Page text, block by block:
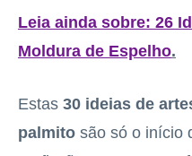
Leia ainda sobre: 26
Moldura de Espelho.
Estas 30 ideias de
palmito são só o início